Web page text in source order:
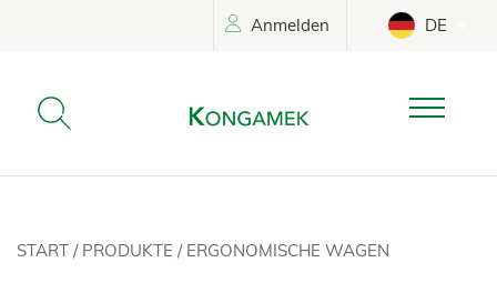
Anmelden DE
START / PRODUKTE / ERGONOMISCHE WAGEN